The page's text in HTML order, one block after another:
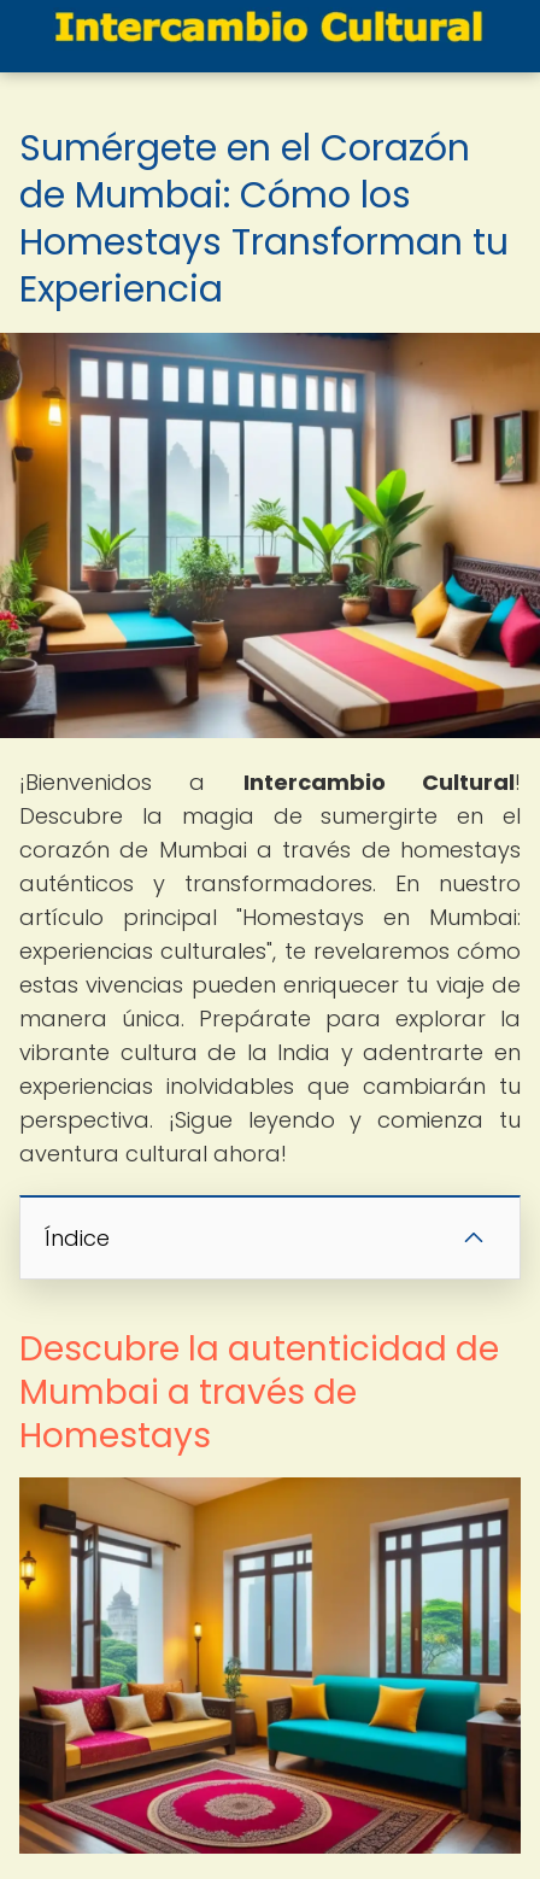
Sumérgete en el Corazón
de Mumbai: Cómo los
Homestays Transforman tu
Experiencia
¡Bienvenidos a Intercambio Cultural!
Descubre la magia de sumergirte en el
corazón de Mumbai a través de homestays
auténticos y transformadores. En nuestro
artículo principal "Homestays en Mumbai:
experiencias culturales", te revelaremos cómo
estas vivencias pueden enriquecer tu viaje de
manera única. Prepárate para explorar la
vibrante cultura de la India y adentrarte en
experiencias inolvidables que cambiarán tu
perspectiva. ¡Sigue leyendo y comienza tu
aventura cultural ahora!
Índice
Descubre la autenticidad de
Mumbai a través de
Homestays